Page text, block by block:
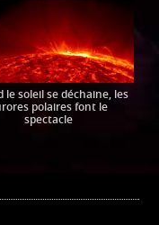
le soleil se déchaine, les
polaires font le
spectacle